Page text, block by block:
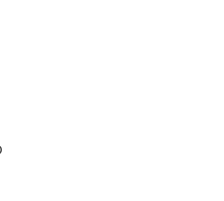
till i favoriter